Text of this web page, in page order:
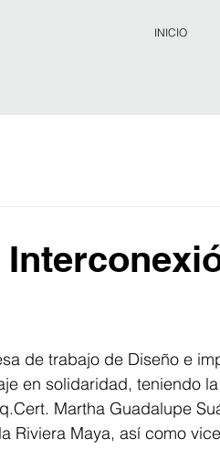
INICIO
de trabajo de Diseño e
en solidaridad, teniendo
Martha Guadalupe
Riviera Maya, así como